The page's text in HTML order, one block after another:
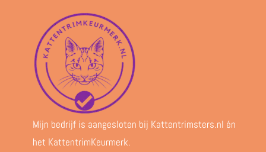
Mijn bedrijf is aangesloten bij Kattentrimsters.nl én
het KattentrimKeurmerk.